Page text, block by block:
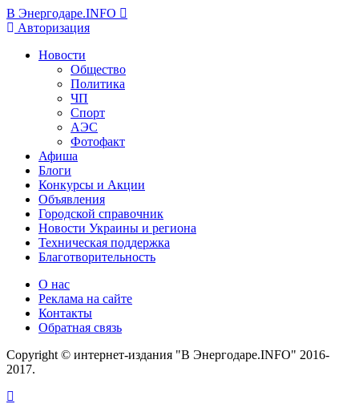
В Энергодаре.INFO
Авторизация
Новости
Общество
Политика
ЧП
Спорт
АЭС
Фотофакт
Афиша
Блоги
Конкурсы и Акции
Объявления
Городской справочник
Новости Украины и региона
Техническая поддержка
Благотворительность
О нас
Реклама на сайте
Контакты
Обратная связь
Copyright © интернет-издания "В Энергодаре.INFO" 2016-
2017.